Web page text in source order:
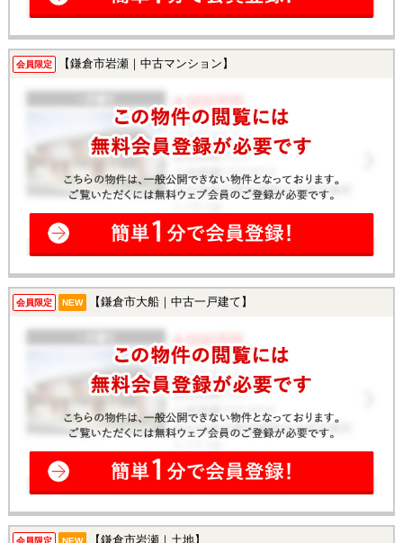
会員限定 【鎌倉市岩瀬｜中古マンション】
会員限定 NEW 【鎌倉市大船｜中古一戸建て】
会員限定 NEW 【鎌倉市岩瀬｜土地】